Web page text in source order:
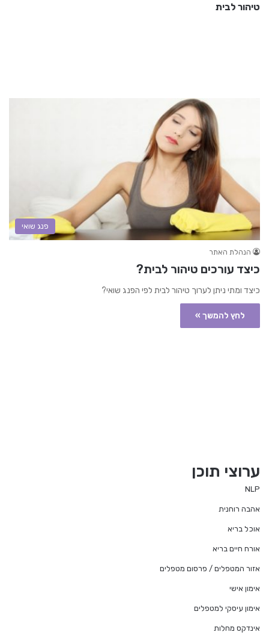
טיהור לבית
פנג שואי
הנהלת האתר
כיצד עורכים טיהור לבית?
כיצד ומתי ניתן לערוך טיהור לבית לפי הפנג שואי?
לחץ להמשך »
ערוצי תוכן
NLP
אהבה רוחנית
אוכל בריא
אורח חיים בריא
אזור המטפלים / פרסום מטפלים
אימון אישי
אימון עיסקי למטפלים
אינדקס מחלות